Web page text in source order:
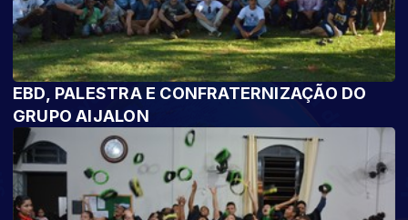
EBD, PALESTRA E CONFRATERNIZAÇÃO DO
GRUPO AIJALON